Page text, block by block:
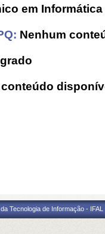
em Informática
Nenhum
Tecnologia de Informação -